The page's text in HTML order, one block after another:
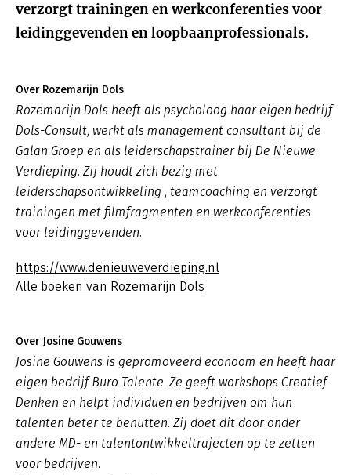
verzorgt trainingen en werkconferenties voor
leidinggevenden en loopbaanprofessionals.
Over Rozemarijn Dols
Rozemarijn Dols heeft als psycholoog haar eigen bedrijf
Dols-Consult, werkt als management consultant bij de
Galan Groep en als leiderschapstrainer bij De Nieuwe
Verdieping. Zij houdt zich bezig met
leiderschapsontwikkeling , teamcoaching en verzorgt
trainingen met filmfragmenten en werkconferenties
voor leidinggevenden.
https://www.denieuweverdieping.nl
Alle boeken van Rozemarijn Dols
Over Josine Gouwens
Josine Gouwens is gepromoveerd econoom en heeft haar
eigen bedrijf Buro Talente. Ze geeft workshops Creatief
Denken en helpt individuen en bedrijven om hun
talenten beter te benutten. Zij doet dit door onder
andere MD- en talentontwikkeltrajecten op te zetten
voor bedrijven.